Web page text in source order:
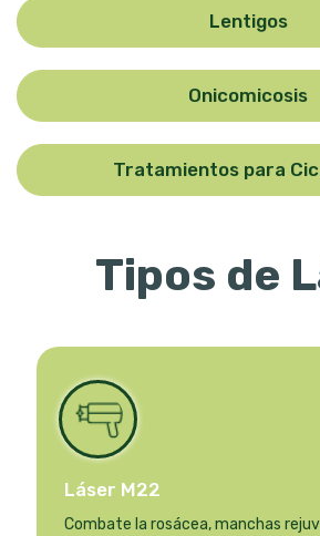
Lentigos
Onicomicosis
Tratamientos para
Tipos de
Láser M22
Combate la rosácea, manchas